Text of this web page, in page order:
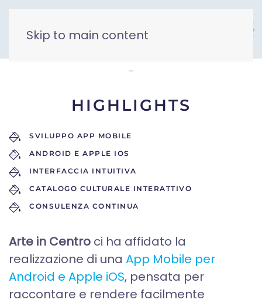
Skip to main content
HIGHLIGHTS
SVILUPPO APP MOBILE
ANDROID E APPLE IOS
INTERFACCIA INTUITIVA
CATALOGO CULTURALE INTERATTIVO
CONSULENZA CONTINUA
Arte in Centro ci ha affidato la
realizzazione di una App Mobile per
Android e Apple iOS, pensata per
raccontare e rendere facilmente